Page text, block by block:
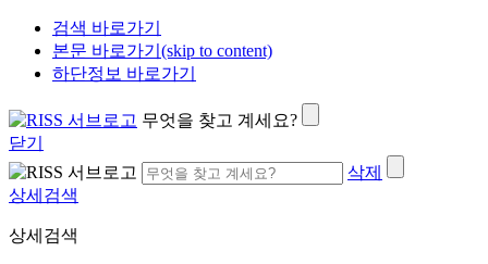
검색 바로가기
본문 바로가기(skip to content)
하단정보 바로가기
무엇을 찾고 계세요?
닫기
삭제
상세검색
상세검색